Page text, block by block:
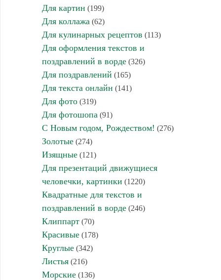
Для картин (199)
Для коллажа (62)
Для кулинарных рецептов (113)
Для оформления текстов и
поздравлений в ворде(326)
Для поздравлений (165)
Для текста онлайн (141)
Для фото(319)
Для фотошопа (91)
С Новым годом, Рождеством! (276)
Золотые(274)
Изящные(121)
Для презентаций движущиеся
человечки, картинки (1220)
Квадратные для текстов и
поздравлений в ворде(246)
Клиппарт(70)
Красивые(178)
Круглые(342)
Листья(216)
Морские(136)